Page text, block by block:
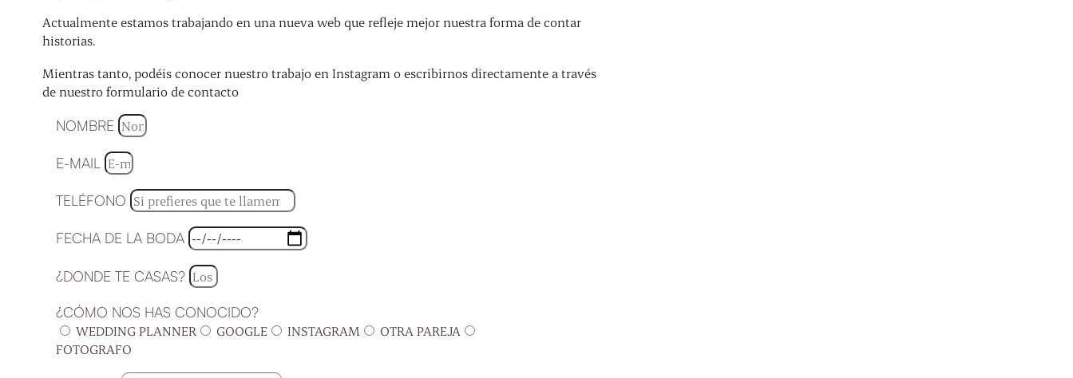
Actualmente estamos trabajando en una nueva web que refleje mejor nuestra forma de contar
historias.
Mientras tanto, podéis conocer nuestro trabajo en Instagram o escribirnos directamente a través
de nuestro formulario de contacto
NOMBRE
E-MAIL
TELÉFONO
FECHA DE LA BODA
¿DONDE TE CASAS?
¿CÓMO NOS HAS CONOCIDO?
WEDDING PLANNER GOOGLE INSTAGRAM
OTRA PAREJA
FOTOGRAFO